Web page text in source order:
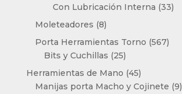
productos
Con Lubricación Interna 3333
Moleteadores 88
productos
Porta Herramientas Torno 567567
Bits y Cuchillas 2525
productos
Herramientas de Mano 4545
productos
Manijas porta Macho y Cojinete 99